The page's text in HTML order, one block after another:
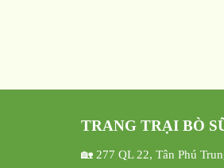
TRANG TRẠI BÒ
🏡 277 QL 22, Tân Phú